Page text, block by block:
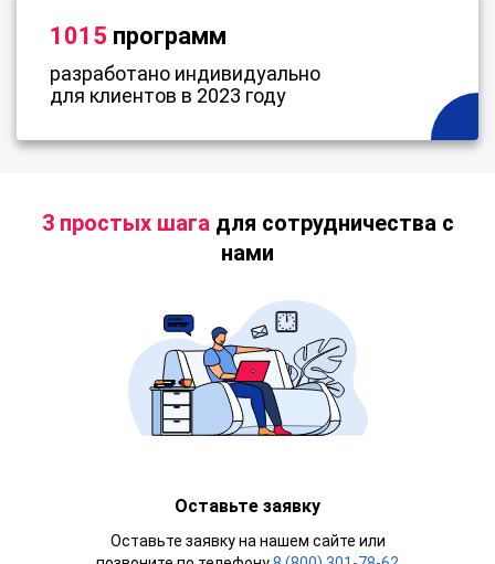
1015 программ
разработано индивидуально
для клиентов в 2023 году
3 простых шагадля сотрудничества с
нами
Оставьте заявку
Оставьте заявку на нашем сайте или